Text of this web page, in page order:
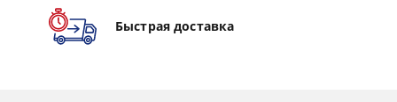
Быстрая доставка